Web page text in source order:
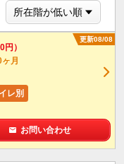
更新08/08
円）
月
レ別
お問い合わせ